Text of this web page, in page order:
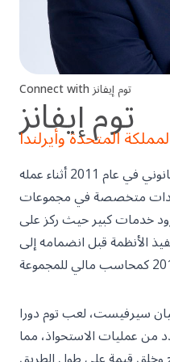
Connect with توم إيفانز
توم إيفانز
المتحدة وأيرلندا
حصل توم على مؤهل محاسب قانوني في عام 2011 أثناء عمله
متخصصة في مجموعات
خدمات كبير حيث ركز على
الأنظمة قبل انضمامه إلى
سيرفيست، لعب توم دورا
من عمليات الاستحواذ، مما